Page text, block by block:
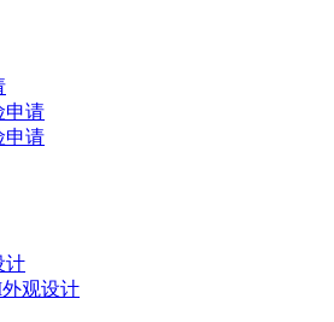
申请
申请
计
观设计